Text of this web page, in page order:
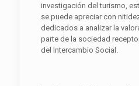
investigación del turismo,
se puede apreciar con
dedicados a analizar la
parte de la sociedad
del Intercambio Social.